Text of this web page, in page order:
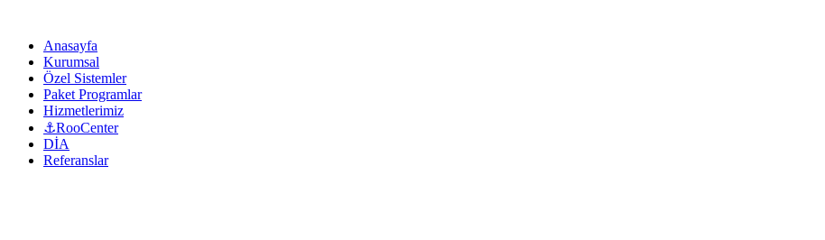
Anasayfa
Kurumsal
Özel Sistemler
Paket Programlar
Hizmetlerimiz
⚓RooCenter
DİA
Referanslar